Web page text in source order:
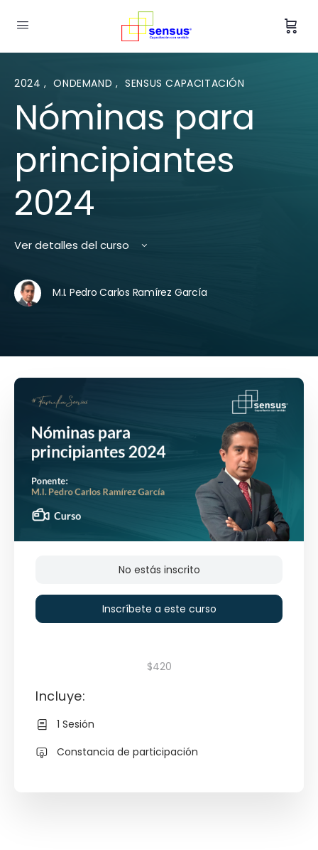
2024, ONDEMAND , SENSUS CAPACITACIÓN
Nóminas para
principiantes
2024
Ver detalles del curso
M.I. Pedro Carlos Ramírez García
No estás inscrito
Inscríbete a este curso
$420
Incluye:
1 Sesión
Constancia de participación